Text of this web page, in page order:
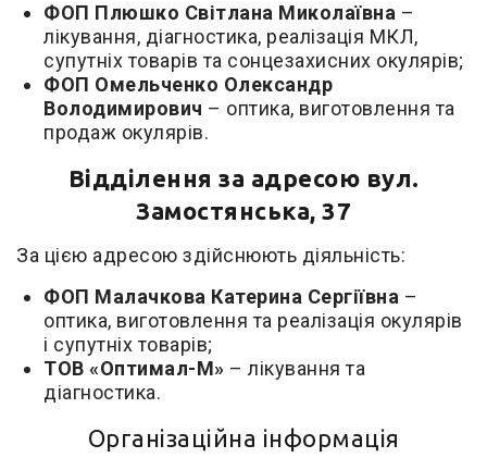
ФОП Плюшко Світлана Миколаївна –
лікування, діагностика, реалізація МКЛ,
супутніх товарів та сонцезахисних окулярів;
ФОП Омельченко Олександр
Володимирович – оптика, виготовлення та
продаж окулярів.
Відділення за адресою вул.
Замостянська, 37
За цією адресою здійснюють діяльність:
ФОП Малачкова Катерина Сергіївна –
оптика, виготовлення та реалізація окулярів
і супутніх товарів;
ТОВ «Оптимал-М» – лікування та
діагностика.
Організаційна інформація